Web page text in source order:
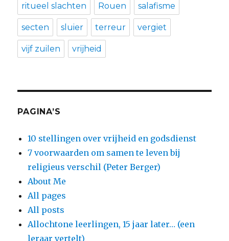
ritueel slachten Rouen salafisme
secten sluier terreur vergiet
vijf zuilen vrijheid
PAGINA’S
10 stellingen over vrijheid en godsdienst
7 voorwaarden om samen te leven bij
religieus verschil (Peter Berger)
About Me
All pages
All posts
Allochtone leerlingen, 15 jaar later… (een
leraar vertelt)